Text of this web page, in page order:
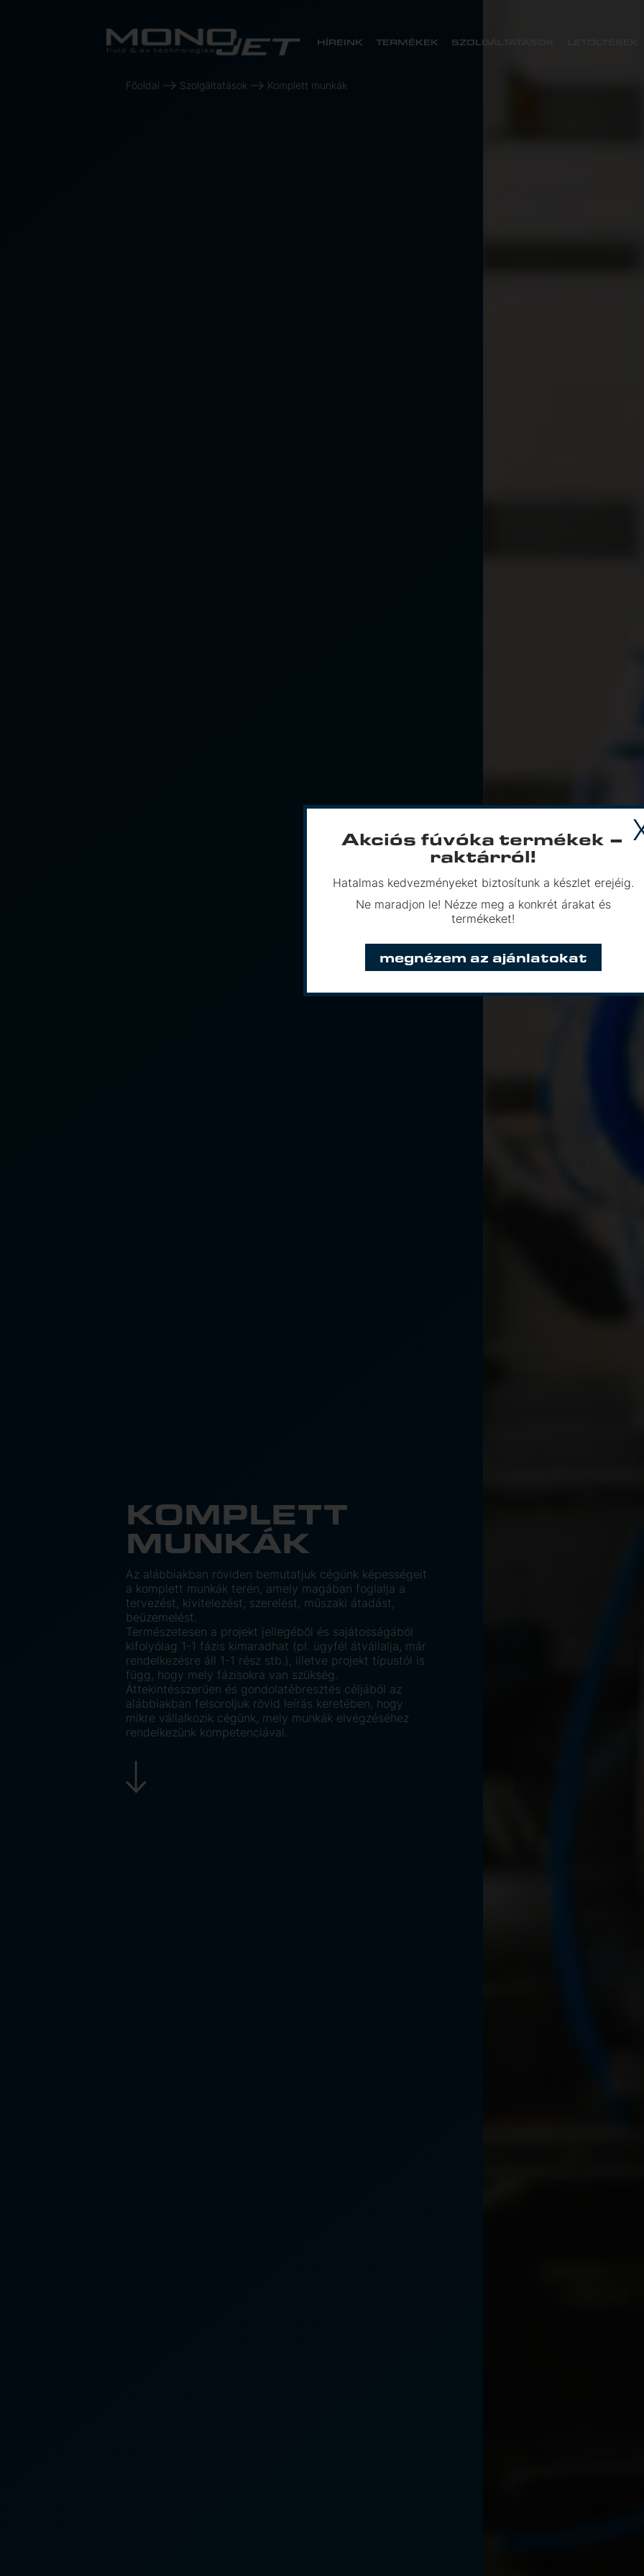
HÍREINK TERMÉKEK SZOLGÁLTATÁSOK
Akciós fúvóka termékek –
raktárról!
Hatalmas kedvezményeket biztosítunk a készlet erejéig.
Ne maradjon le! Nézze meg a konkrét árakat és
termékeket!
megnézem az ajánlatokat
Főoldal Szolgáltatások Komplett munkák
KOMPLETT
MUNKÁK
Az alábbiakban röviden bemutatjuk cégünk képességeit
a komplett munkák terén, amely magában foglalja a
tervezést, kivitelezést, szerelést, műszaki átadást,
beüzemelést.
Természetesen a projekt jellegéből és sajátosságából
kifolyólag 1-1 fázis kimaradhat (pl. ügyfél átvállalja, már
rendelkezésre áll 1-1 rész stb.), illetve projekt típustól is
függ, hogy mely fázisokra van szükség.
Áttekintésszerűen és gondolatébresztés céljából az
alábbiakban felsoroljuk rövid leírás keretében, hogy
mikre vállalkozik cégünk, mely munkák elvégzéséhez
rendelkezünk kompetenciával.